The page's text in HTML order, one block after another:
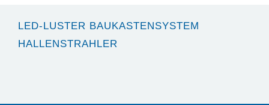
LED-LUSTER BAUKASTENSYSTEM
HALLENSTRAHLER